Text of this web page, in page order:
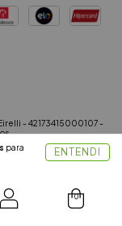
para
ENTENDI
0
- 42173415000107 -